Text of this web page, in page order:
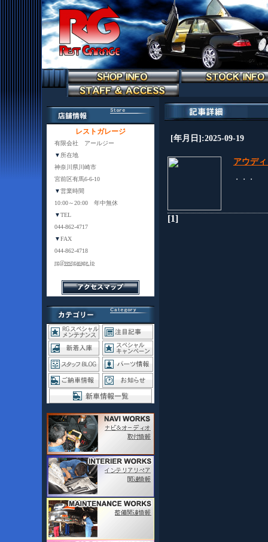
レストガレージ
有限会社 アールジー
▼ 所在地
神奈川県川崎市
宮前区有馬6-6-10
▼営業時間
10:00～20:00 年中無休
▼TEL
044-862-4717
▼FAX
044-862-4718
rg@restgarage.jp
[年月日]:2025-09-19
アウデ
・・・
[1]